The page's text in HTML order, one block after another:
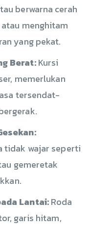
berwarna cerah
menghitam
yang pekat.
Berat:Kursi
memerlukan
tersendat-
tidak wajar seperti
gemeretak
Lantai:Roda
garis hitam,